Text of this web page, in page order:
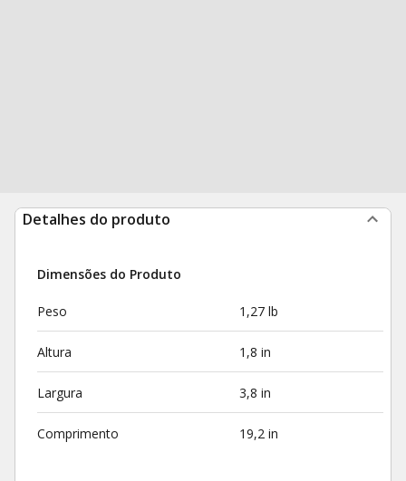
Detalhes do produto
Dimensões do Produto
Peso 1,27 lb
Altura 1,8 in
Largura 3,8 in
Comprimento 19,2 in